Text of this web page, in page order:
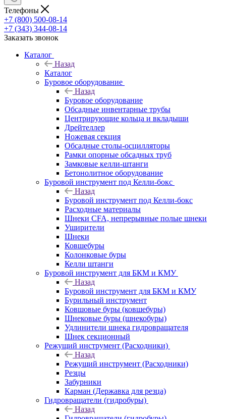
Телефоны
+7 (800) 500-08-14
+7 (343) 344-08-14
Заказать звонок
Каталог
Назад
Каталог
Буровое оборудование
Назад
Буровое оборудование
Обсадные инвентарные трубы
Центрирующие кольца и вкладыши
Дрейтеллер
Ножевая секция
Обсадные столы-осцилляторы
Рамки опорные обсадных труб
Замковые келли-штанги
Бетонолитное оборудование
Буровой инструмент под Келли-бокс
Назад
Буровой инструмент под Келли-бокс
Расходные материалы
Шнеки CFA, непрерывные полые шнеки
Уширители
Шнеки
Ковшебуры
Колонковые буры
Келли штанги
Буровой инструмент для БКМ и КМУ
Назад
Буровой инструмент для БКМ и КМУ
Бурильный инструмент
Ковшовые буры (ковшебуры)
Шнековые буры (шнекобуры)
Удлинители шнека гидровращателя
Шнек секционный
Режущий инструмент (Расходники)
Назад
Режущий инструмент (Расходники)
Резцы
Забурники
Карман (Державка для резца)
Гидровращатели (гидробуры)
Назад